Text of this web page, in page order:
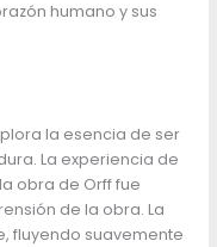
humano y sus
la esencia de ser
La experiencia de
obra de Orff fue
de la obra. La
fluyendo suavemente